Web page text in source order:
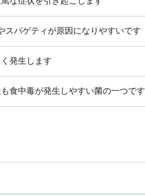
パゲティが原因になりやすいです
発生します
食中毒が発生しやすい菌の一つです